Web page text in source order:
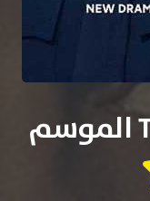
مسلسل The Rookie الموسم